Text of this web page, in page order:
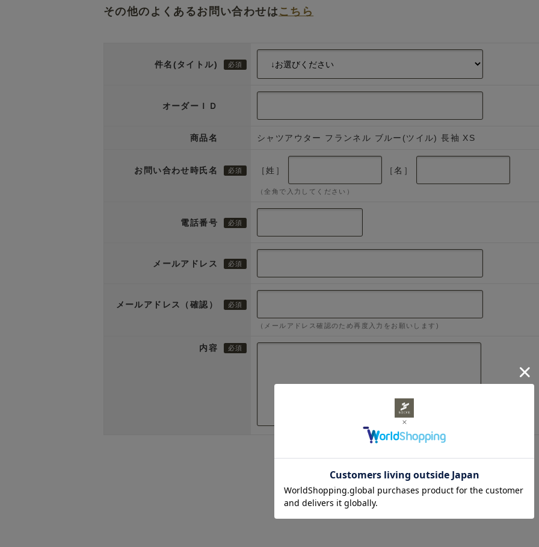
その他のよくあるお問い合わせは こちら
件名(タイトル)
オーダーＩＤ
商品名 シャツアウター フランネル ブルー(ツイル) 長袖 XS
お問い合わせ時氏名 ［姓］ ［名］
（全角で入力してください）
電話番号
メールアドレス
メールアドレス（確認）
（メールアドレス確認のため再度入力をお願いします)
内容